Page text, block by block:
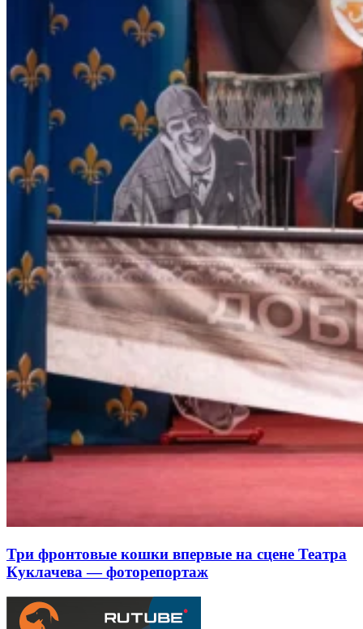
Три фронтовые кошки впервые на сцене Театра
Куклачева — фоторепортаж